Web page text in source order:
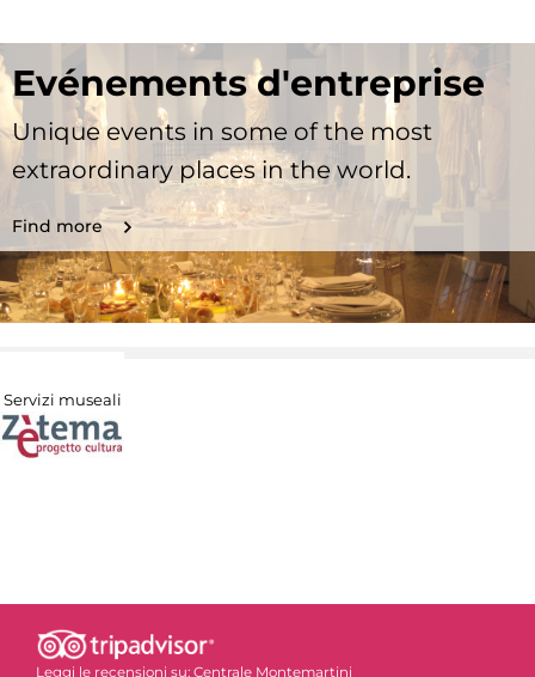
Evénements d'entreprise
Unique events in some of the most
extraordinary places in the world.
Find more
Servizi museali
Leggi le recensioni su: Centrale Montemartini